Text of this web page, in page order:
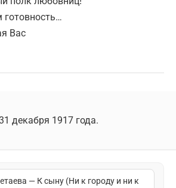
готовность…
Вас
декабря 1917 года.
— К сыну (Ни к городу и ни к